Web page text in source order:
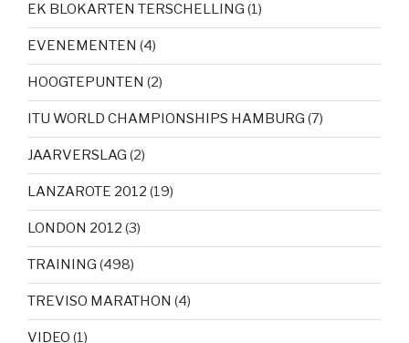
EK BLOKARTEN TERSCHELLING (1)
EVENEMENTEN (4)
HOOGTEPUNTEN (2)
ITU WORLD CHAMPIONSHIPS HAMBURG (7)
JAARVERSLAG (2)
LANZAROTE 2012 (19)
LONDON 2012 (3)
TRAINING (498)
TREVISO MARATHON (4)
VIDEO (1)